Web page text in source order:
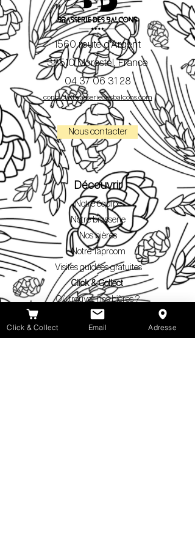
1560 route d'Argent
38510 Morestel, France
04 37 06 31 28
contact@brasseriedesbalcons.com
Nous contacter
Découvrir
Notre équipe
Notre brasserie
Nos bières
Notre Taproom
Visites guidées gratuites
Click & Collect
Où trouver nos bières ?
Blog
Click & Collect Email Adresse